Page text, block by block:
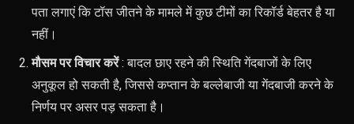
पता लगाएं कि टॉस जीतने के मामले में कुछ टीमों का रिकॉर्ड बेहतर है या
नहीं।
मौसम पर विचार करें: बादल छाए रहने की स्थिति गेंदबाजों के लिए
अनुकूल हो सकती है, जिससे कप्तान के बल्लेबाजी या गेंदबाजी करने के
निर्णय पर असर पड़ सकता है।